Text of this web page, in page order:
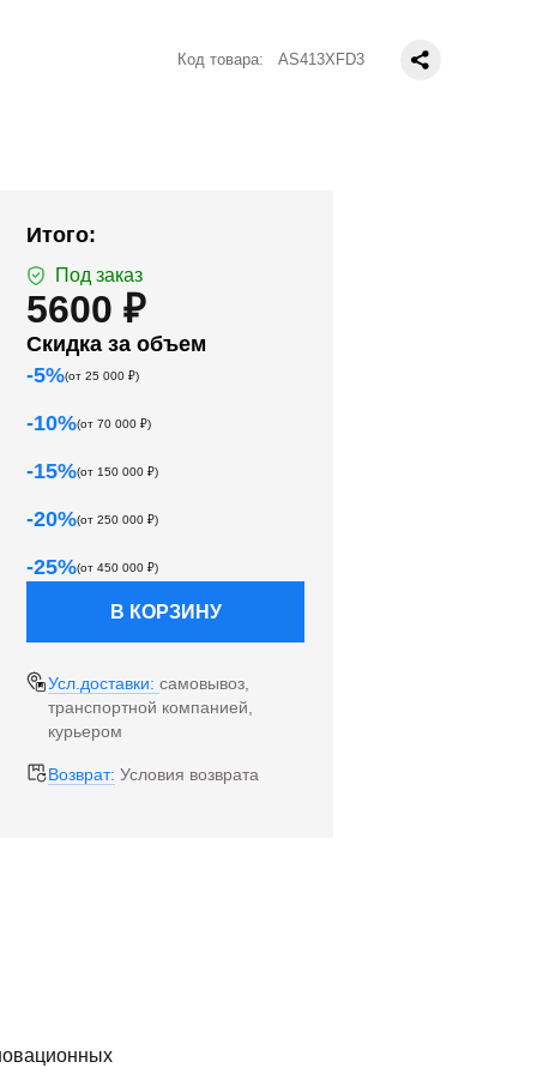
Код товара: AS413XFD3
Итого:
Под заказ
5600 ₽
Скидка за объем
-5%(от25 000 ₽)
-10%(от70 000 ₽)
-15%(от 150 000 ₽)
-20%(от250 000 ₽)
-25%(от450 000 ₽)
В КОРЗИНУ
Усл.доставки:самовывоз,
транспортной компанией,
курьером
Возврат: Условия возврата